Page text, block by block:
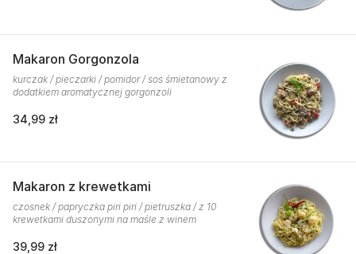
Makaron Gorgonzola
kurczak / pieczarki / pomidor / sos śmietanowy z
dodatkiem aromatycznej gorgonzoli
34,99 zł
Makaron z krewetkami
czosnek / papryczka piri piri / pietruszka / z 10
krewetkami duszonymi na maśle z winem
39,99 zł